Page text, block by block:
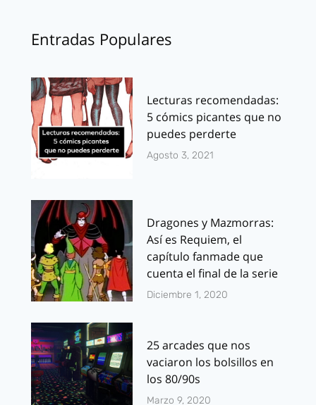
Entradas Populares
Lecturas recomendadas:
5 cómics picantes que no
puedes perderte
Agosto 3, 2021
Dragones y Mazmorras:
Así es Requiem, el
capítulo fanmade que
cuenta el final de la serie
Diciembre 1, 2020
25 arcades que nos
vaciaron los bolsillos en
los 80/90s
Marzo 9, 2020